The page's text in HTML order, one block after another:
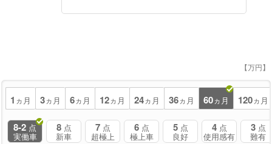
【万円】
1 ヵ月 3ヵ月 6ヵ月 12ヵ月 24ヵ月 36ヵ月 60ヵ月 120ヵ月
8-2 点
実働車
8 点
新車
7 点
超極上
6 点
極上車
5 点
良好
4 点
使用感有
3 点
難有